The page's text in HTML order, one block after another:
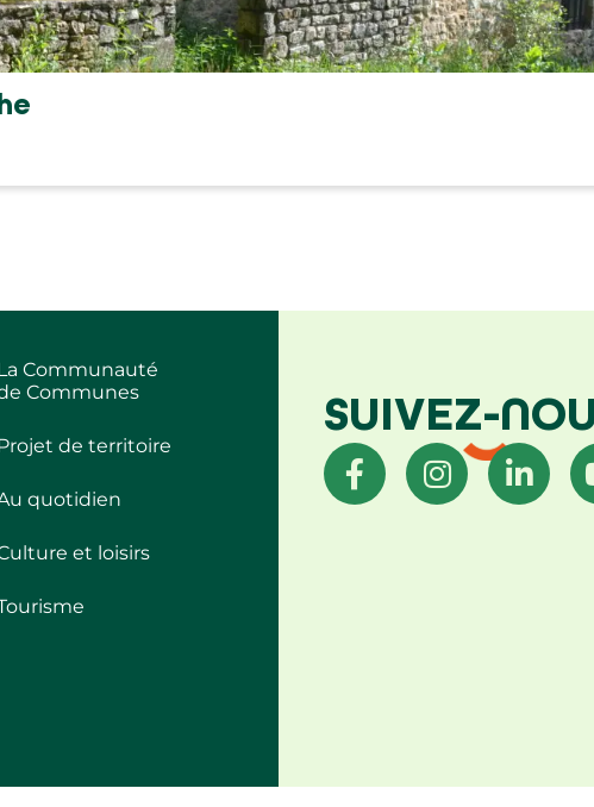
Communauté
Communes
de territoire
quotidien
et loisirs
SUIVEZ-